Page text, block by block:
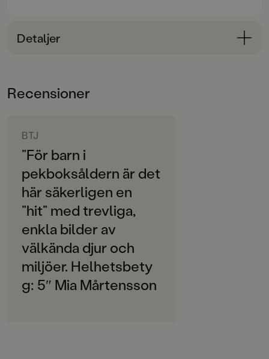
Med tåliga pärmar som passar små händer. En perfekt
bok för en mysig stund i soffan tillsammans!
Detaljer
0-3
Svenska
SPRÅK
Svenska
PUBLICERINGSDATUM
2021-06-18
Produktion
PAPPER
Arktika
Recensioner
BTJ
”För barn i
pekboksåldern är det
här säkerligen en
”hit” med trevliga,
enkla bilder av
välkända djur och
miljöer. Helhetsbety
g: 5″ Mia Mårtensson